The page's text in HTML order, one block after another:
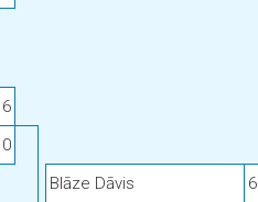
6
0
Blāze Dāvis 6